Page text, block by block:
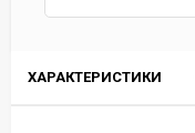
ХАРАКТЕРИСТИКИ